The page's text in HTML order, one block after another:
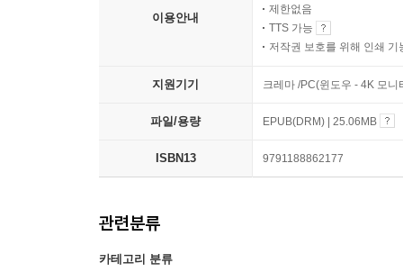
이용안내
제한없음
TTS 가능
저작권 보호를 위해 인쇄 기
지원기기 크레마 /PC(윈도우 - 4K 모
파일/용량 EPUB(DRM) | 25.06MB
ISBN13 9791188862177
관련분류
카테고리 분류